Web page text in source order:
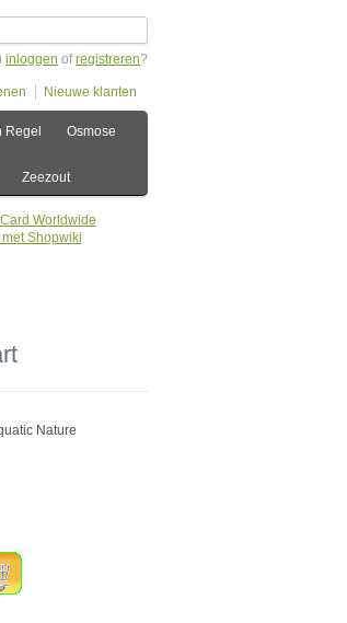
inloggen ofregistreren?
Nieuwe klanten
Regel Osmose
Zeezout